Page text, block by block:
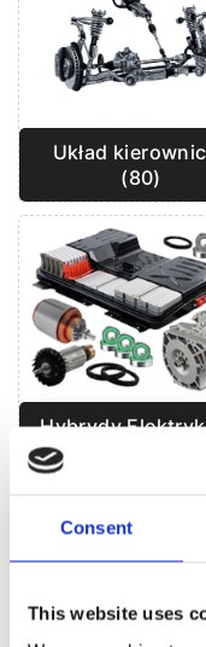
Consent
This website uses
Układ
(80)
Hybrydy
UKŁAD
EXPERT